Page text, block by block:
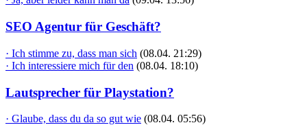
SEO Agentur für Geschäft?
· Ich stimme zu, dass man sich (08.04. 21:29)
· Ich interessiere mich für den (08.04. 18:10)
Lautsprecher für Playstation?
· Glaube, dass du da so gut wie (08.04. 05:56)